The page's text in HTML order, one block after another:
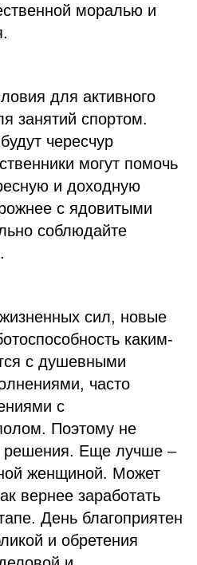
моралью и
для активного
занятий спортом.
чересчур
могут помочь
и доходную
с ядовитыми
соблюдайте
сил, новые
каким-
с душевными
часто
с
Поэтому не
решения. Еще лучше –
женщиной. Может
вернее заработать
День благоприятен
и обретения